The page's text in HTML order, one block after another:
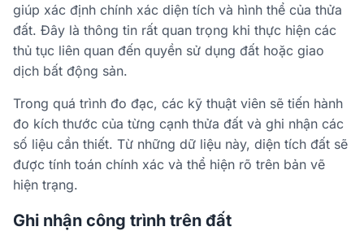
giúp xác định chính xác diện tích và hình thể của thửa
đất. Đây là thông tin rất quan trọng khi thực hiện các
thủ tục liên quan đến quyền sử dụng đất hoặc giao
dịch bất động sản.
Trong quá trình đo đạc, các kỹ thuật viên sẽ tiến hành
đo kích thước của từng cạnh thửa đất và ghi nhận các
số liệu cần thiết. Từ những dữ liệu này, diện tích đất sẽ
được tính toán chính xác và thể hiện rõ trên bản vẽ
hiện trạng.
Ghi nhận công trình trên đất